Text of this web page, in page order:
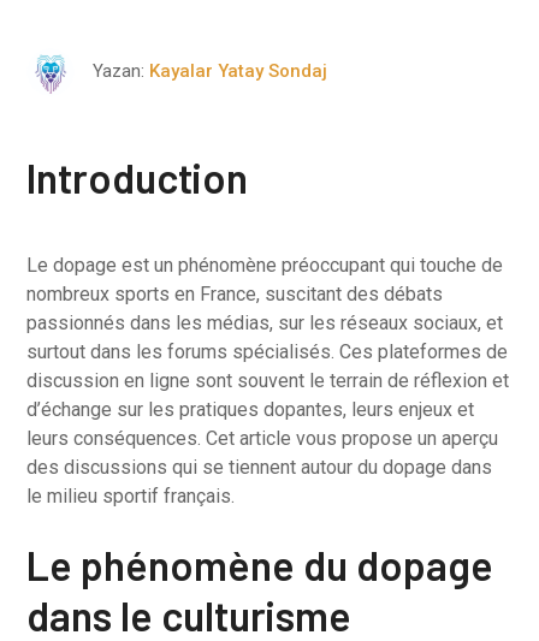
Yazan: Kayalar Yatay Sondaj
Introduction
Le dopage est un phénomène préoccupant qui touche de
nombreux sports en France, suscitant des débats
passionnés dans les médias, sur les réseaux sociaux, et
surtout dans les forums spécialisés. Ces plateformes de
discussion en ligne sont souvent le terrain de réflexion et
d’échange sur les pratiques dopantes, leurs enjeux et
leurs conséquences. Cet article vous propose un aperçu
des discussions qui se tiennent autour du dopage dans
le milieu sportif français.
Le phénomène du dopage
dans le culturisme